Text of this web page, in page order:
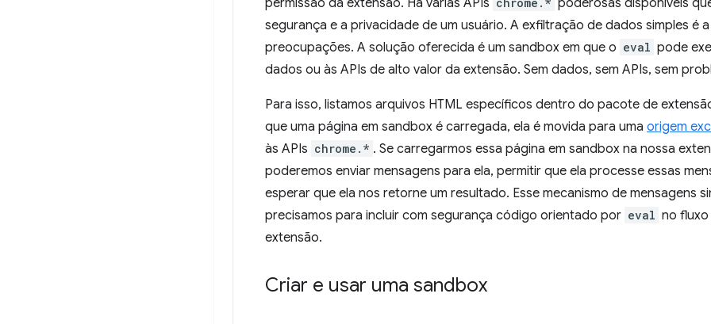
permissão da extensão. Há várias APIs
poderosas disponíveis
segurança e a privacidade de um usuário. A exfiltração de dados simples é
preocupações. A solução oferecida é um sandbox em que o eval pode
dados ou às APIs de alto valor da extensão. Sem dados, sem APIs, sem
Para isso, listamos arquivos HTML específicos dentro do pacote de
que uma página em sandbox é carregada, ela é movida para uma origem
às APIs chrome.* . Se carregarmos essa página em sandbox na nossa
poderemos enviar mensagens para ela, permitir que ela processe essas
esperar que ela nos retorne um resultado. Esse mecanismo de mensagens
precisamos para incluir com segurança código orientado por eval no
extensão.
Criar e usar uma sandbox